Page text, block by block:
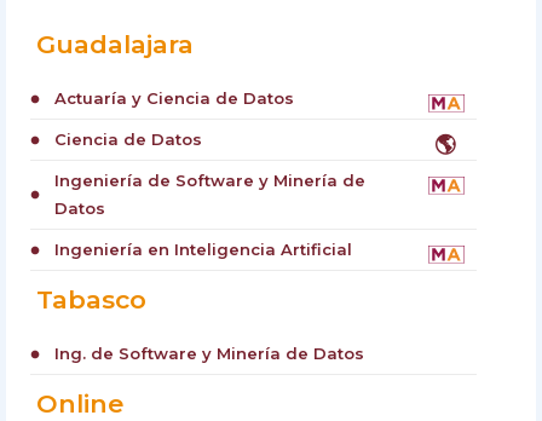
Guadalajara
circle Actuaría y Ciencia de Datos
circle 🌎
Ciencia de Datos
circle
Ingeniería de Software y Minería de
Datos
circle Ingeniería en Inteligencia Artificial
Tabasco
circle Ing. de Software y Minería de Datos
Online